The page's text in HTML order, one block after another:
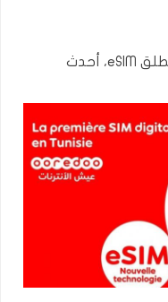
لأوّل مرّة في تونس:Ooredoo تطلق eSIM، أحدث